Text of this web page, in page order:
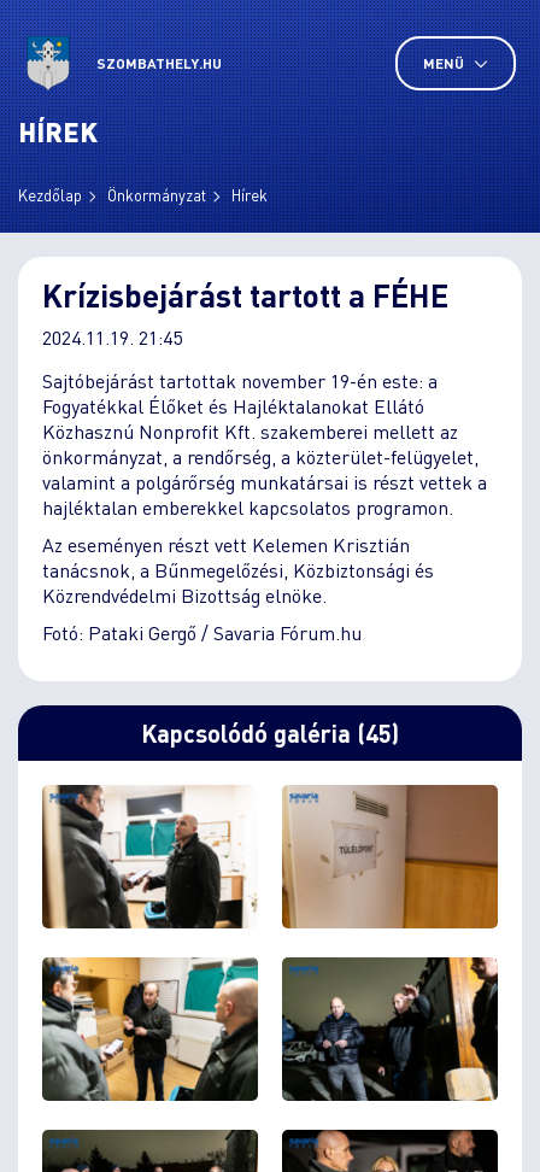
SZOMBATHELY.HU MENÜ
HÍREK
Kezdőlap Önkormányzat Hírek
Krízisbejárást tartott a FÉHE
2024.11.19. 21:45
Sajtóbejárást tartottak november 19-én este: a
Fogyatékkal Élőket és Hajléktalanokat Ellátó
Közhasznú Nonprofit Kft. szakemberei mellett az
önkormányzat, a rendőrség, a közterület-felügyelet,
valamint a polgárőrség munkatársai is részt vettek a
hajléktalan emberekkel kapcsolatos programon.
Az eseményen részt vett Kelemen Krisztián
tanácsnok, a Bűnmegelőzési, Közbiztonsági és
Közrendvédelmi Bizottság elnöke.
Fotó: Pataki Gergő / Savaria Fórum.hu
Kapcsolódó galéria (45)